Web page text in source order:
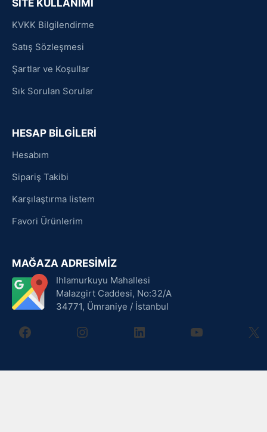
SİTE KULLANIMI
KVKK Bilgilendirme
Satış Sözleşmesi
Şartlar ve Koşullar
Sık Sorulan Sorular
HESAP BİLGİLERİ
Hesabım
Sipariş Takibi
Karşılaştırma listem
Favori Ürünlerim
MAĞAZA ADRESİMİZ
Ihlamurkuyu Mahallesi
Malazgirt Caddesi, No:32/A
34771, Ümraniye / İstanbul
facebookinstagramlinkedin youtube X